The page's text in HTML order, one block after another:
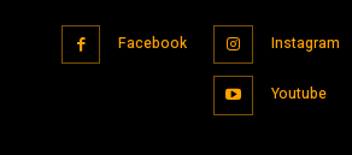
Facebook Instagram
Youtube